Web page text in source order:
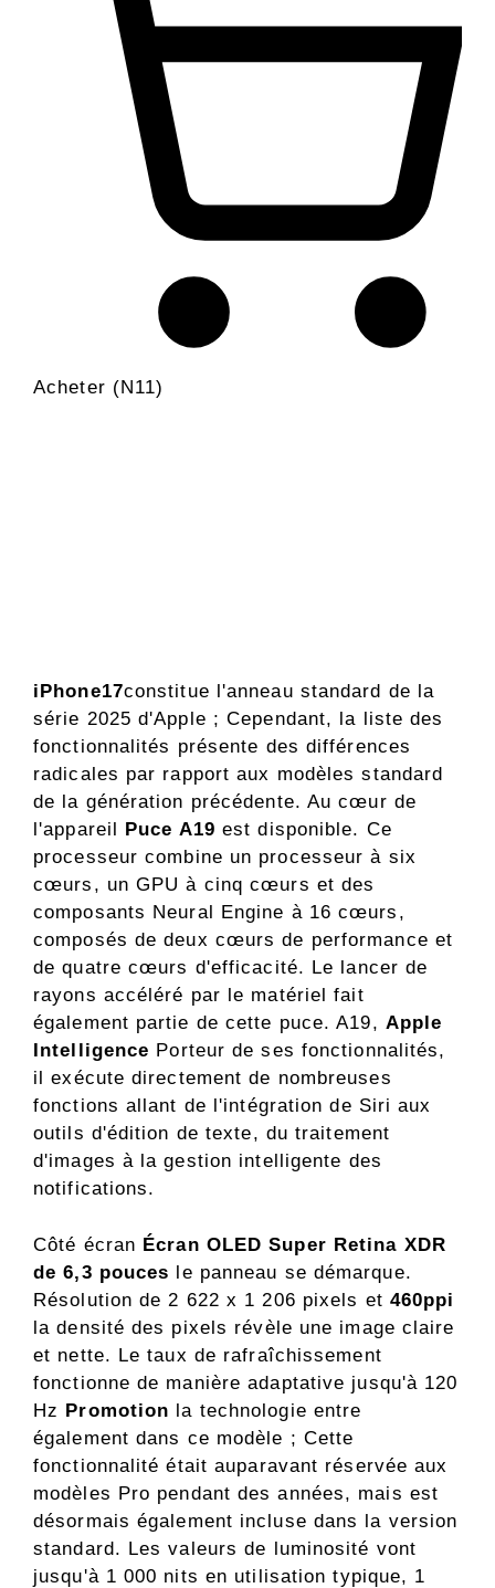
Acheter (N11)
iPhone17constitue l'anneau standard de la
série 2025 d'Apple ; Cependant, la liste des
fonctionnalités présente des différences
radicales par rapport aux modèles standard
de la génération précédente. Au cœur de
l'appareil
Puce A19 est disponible. Ce
processeur combine un processeur à six
cœurs, un GPU à cinq cœurs et des
composants Neural Engine à 16 cœurs,
composés de deux cœurs de performance et
de quatre cœurs d'efficacité. Le lancer de
rayons accéléré par le matériel fait
également partie de cette puce. A19, Apple
Intelligence Porteur de ses fonctionnalités,
il exécute directement de nombreuses
fonctions allant de l'intégration de Siri aux
outils d'édition de texte, du traitement
d'images à la gestion intelligente des
notifications.
Côté écran Écran OLED Super Retina XDR
de 6,3 pouces le panneau se démarque.
Résolution de 2 622 x 1 206 pixels et 460ppi
la densité des pixels révèle une image claire
et nette. Le taux de rafraîchissement
fonctionne de manière adaptative jusqu'à 120
Hz Promotion la technologie entre
également dans ce modèle ; Cette
fonctionnalité était auparavant réservée aux
modèles Pro pendant des années, mais est
désormais également incluse dans la version
standard. Les valeurs de luminosité vont
jusqu'à 1 000 nits en utilisation typique, 1